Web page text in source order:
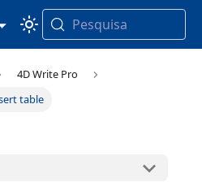
Pesquisa
4D Write Pro
table